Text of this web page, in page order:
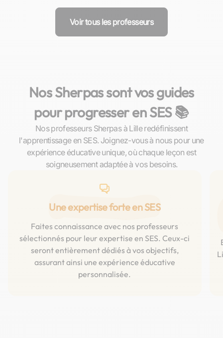
Voir tous les professeurs
Nos Sherpas sont vos guides
pour progresser en SES 📚
Nos professeurs Sherpas à Lille redéfinissent
l'apprentissage en SES. Joignez-vous à nous pour une
expérience éducative unique, où chaque leçon est
soigneusement adaptée à vos besoins.
Une expertise forte en SES
Faites connaissance avec nos professeurs
sélectionnés pour leur expertise en SES. Ceux-ci
seront entièrement dédiés à vos objectifs,
assurant ainsi une expérience éducative
personnalisée.